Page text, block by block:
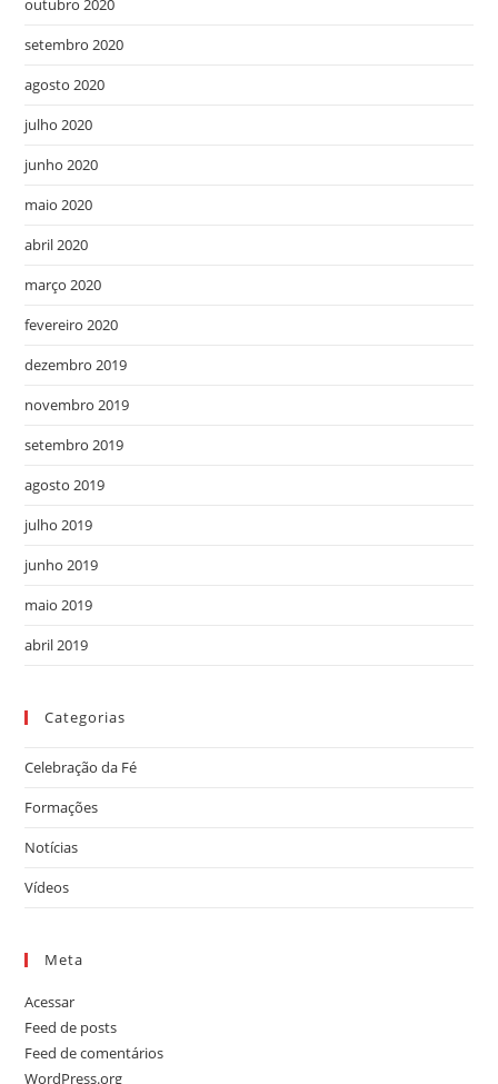
outubro 2020
setembro 2020
agosto 2020
julho 2020
junho 2020
maio 2020
abril 2020
março 2020
fevereiro 2020
dezembro 2019
novembro 2019
setembro 2019
agosto 2019
julho 2019
junho 2019
maio 2019
abril 2019
Categorias
Celebração da Fé
Formações
Notícias
Vídeos
Meta
Acessar
Feed de posts
Feed de comentários
WordPress.org